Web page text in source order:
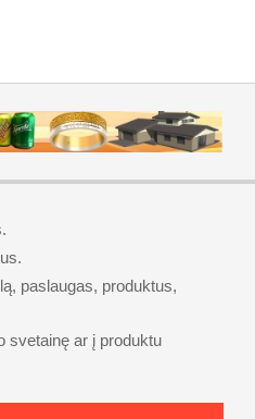
paslaugas, produktus,
svetainę ar į produktu